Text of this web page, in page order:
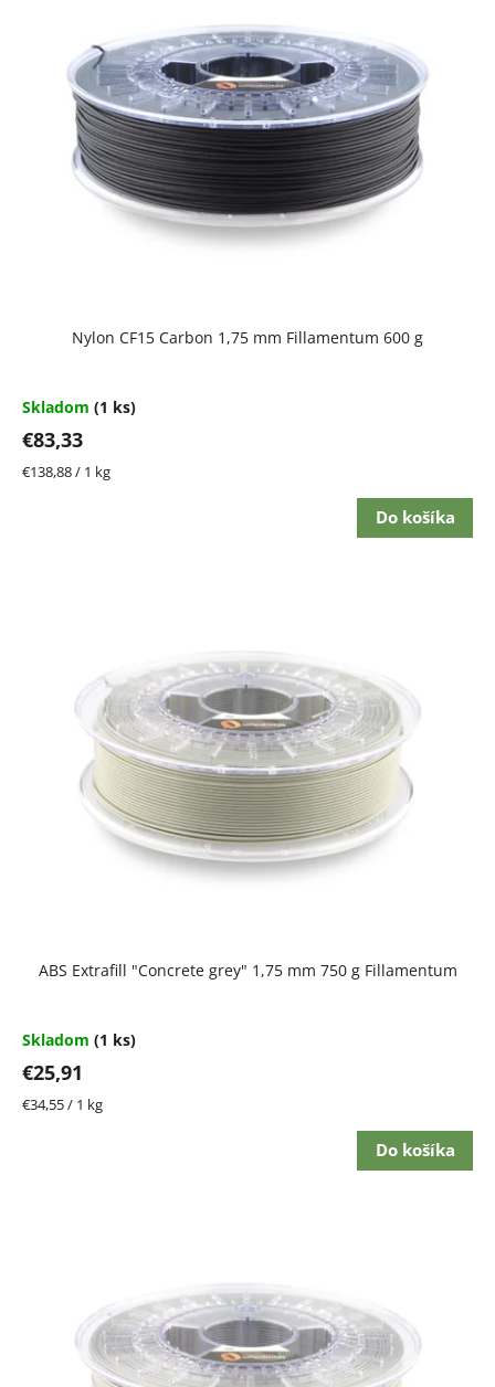
Nylon CF15 Carbon 1,75 mm Fillamentum 600 g
Skladom (1 ks)
€83,33
Jednotková
€138,88 / 1 kg
Do košíka
ABS Extrafill "Concrete grey" 1,75 mm 750 g Fillamentum
Skladom (1 ks)
€25,91
Jednotková
€34,55 / 1 kg
Do košíka